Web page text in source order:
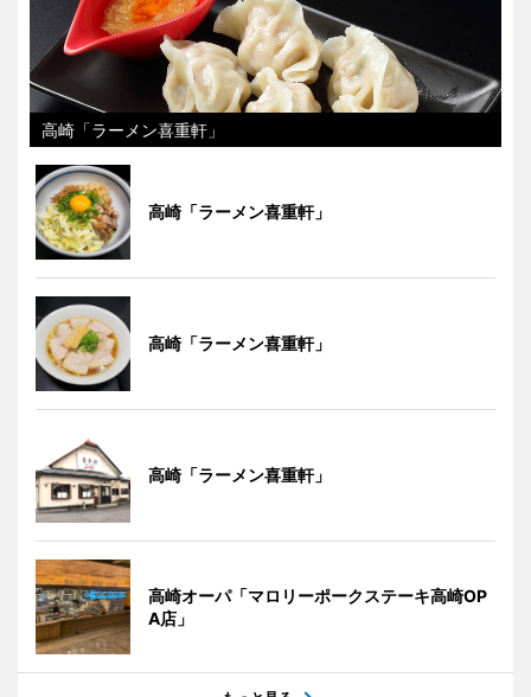
高崎「ラーメン喜重軒」
高崎「ラーメン喜重軒」
高崎「ラーメン喜重軒」
高崎「ラーメン喜重軒」
高崎オーパ「マロリーポークステーキ高崎OP
A店」